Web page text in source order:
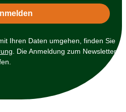
Ihren Daten umgehen, finden Sie
. Die Anmeldung zum Newsletter